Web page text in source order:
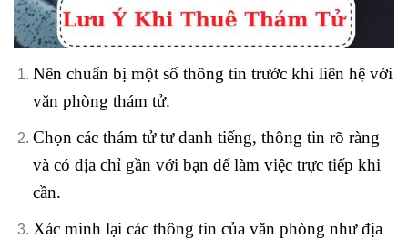
Nên chuẩn bị một số thông tin trước khi liên hệ với
văn phòng thám tử.
Chọn các thám tử tư danh tiếng, thông tin rõ ràng
và có địa chỉ gần với bạn để làm việc trực tiếp khi
cần.
Xác minh lại các thông tin của văn phòng như địa